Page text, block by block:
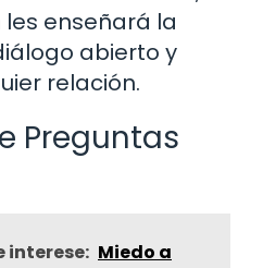
enseñará la
abierto y
relación.
Preguntas
interese: Miedo a